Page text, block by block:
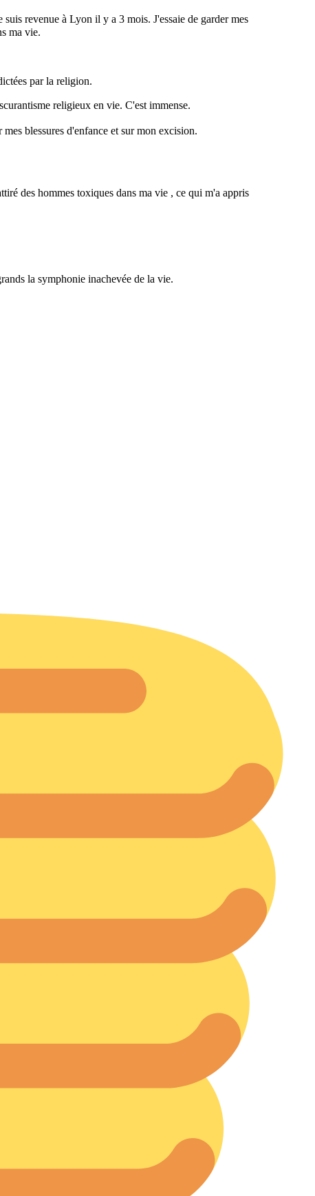
revenue à Lyon il y a 3 mois. J'essaie de garder mes
ma vie.
par la religion.
religieux en vie. C'est immense.
blessures d'enfance et sur mon excision.
des hommes toxiques dans ma vie , ce qui m'a appris
la symphonie inachevée de la vie.